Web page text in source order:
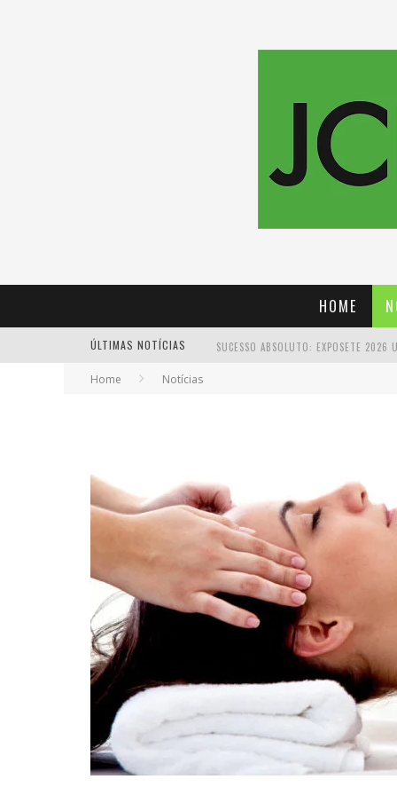
HOME
ÚLTIMAS NOTÍCIAS
Home Notícias